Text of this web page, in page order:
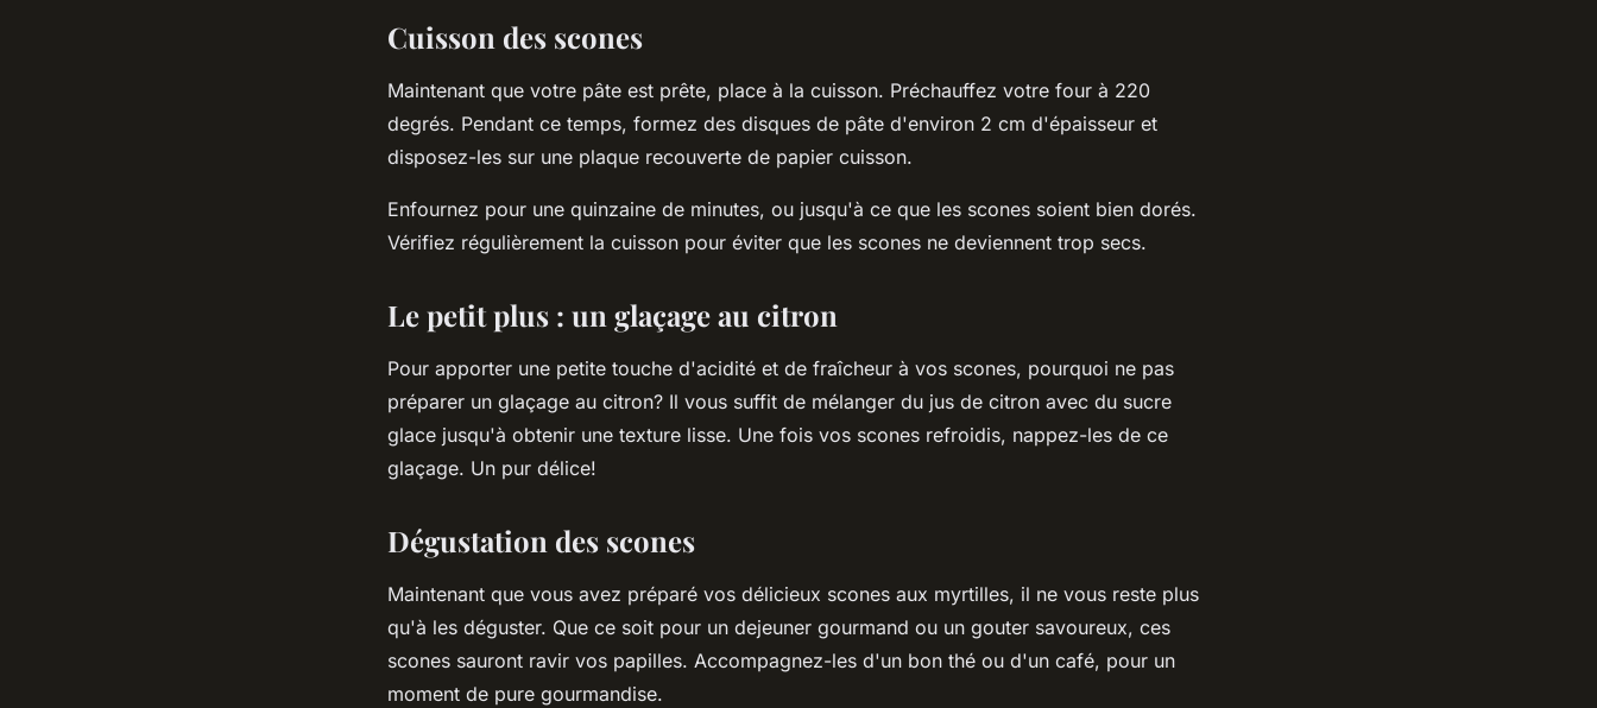
Cuisson des scones
Maintenant que votre pâte est prête, place à la cuisson. Préchauffez votre four à 220
degrés. Pendant ce temps, formez des disques de pâte d'environ 2 cm d'épaisseur et
disposez-les sur une plaque recouverte de papier cuisson.
Enfournez pour une quinzaine de minutes, ou jusqu'à ce que les scones soient bien dorés.
Vérifiez régulièrement la cuisson pour éviter que les scones ne deviennent trop secs.
Le petit plus : un glaçage au citron
Pour apporter une petite touche d'acidité et de fraîcheur à vos scones, pourquoi ne pas
préparer un glaçage au citron? Il vous suffit de mélanger du jus de citron avec du sucre
glace jusqu'à obtenir une texture lisse. Une fois vos scones refroidis, nappez-les de ce
glaçage. Un pur délice!
Dégustation des scones
Maintenant que vous avez préparé vos délicieux scones aux myrtilles, il ne vous reste plus
qu'à les déguster. Que ce soit pour un dejeuner gourmand ou un gouter savoureux, ces
scones sauront ravir vos papilles. Accompagnez-les d'un bon thé ou d'un café, pour un
moment de pure gourmandise.